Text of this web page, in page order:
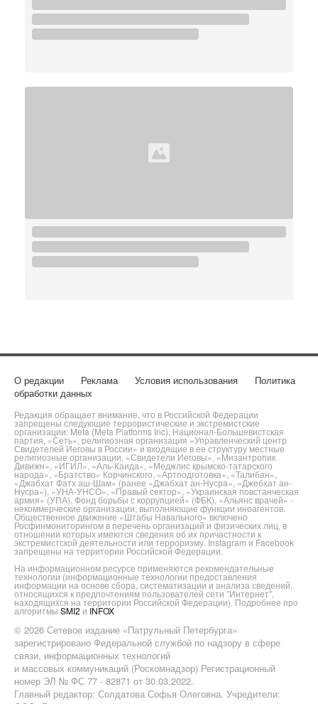
О редакции Реклама Условия использования
Политика
обработки данных
Редакция обращает внимание, что в Российской Федерации
запрещены следующие террористические и экстремистские
организации: Meta (Meta Platforms Inc), Национал-Большевистская
партия, «Сеть», религиозная организация «Управленческий центр
Свидетелей Иеговы в России» и входящие в ее структуру местные
религиозные организации, «Свидетели Иеговы», «Мизантропик
Дивижн», «ИГИЛ», «Аль-Каида», «Меджлис крымско-татарского
народа», «Братство» Корчинского, «Артподготовка», «Талибан»,
«Джабхат Фатх аш-Шам» (ранее «Джабхат ан-Нусра», «Джебхат ан-
Нусра»), «УНА-УНСО», «Правый сектор», «Украинская повстанческая
армия» (УПА). Фонд борьбы с коррупцией» (ФБК), «Альянс врачей» -
некоммерческие организации, выполняющие функции иноагентов.
Общественное движение «Штабы Навального» включено
Росфинмониторингом в перечень организаций и физических лиц, в
отношении которых имеются сведения об их причастности к
экстремистской деятельности или терроризму. Instagram и Facebook
запрещены на территории Российской Федерации.
На информационном ресурсе применяются рекомендательные
технологии (информационные технологии предоставления
информации на основе сбора, систематизации и анализа сведений,
относящихся к предпочтениям пользователей сети "Интернет",
находящихся на территории Российской Федерации). Подробнее про
алгоритмы SMI2 и INFOX
© 2026 Сетевое издание «Патрульный Петербурга»
зарегистрировано Федеральной службой по надзору в сфере
связи, информационных технологий
и массовых коммуникаций (Роскомнадзор) Регистрационный
номер ЭЛ № ФС 77 - 82871 от 30.03.2022.
Главный редактор: Солдатова Софья Олеговна. Учредители: